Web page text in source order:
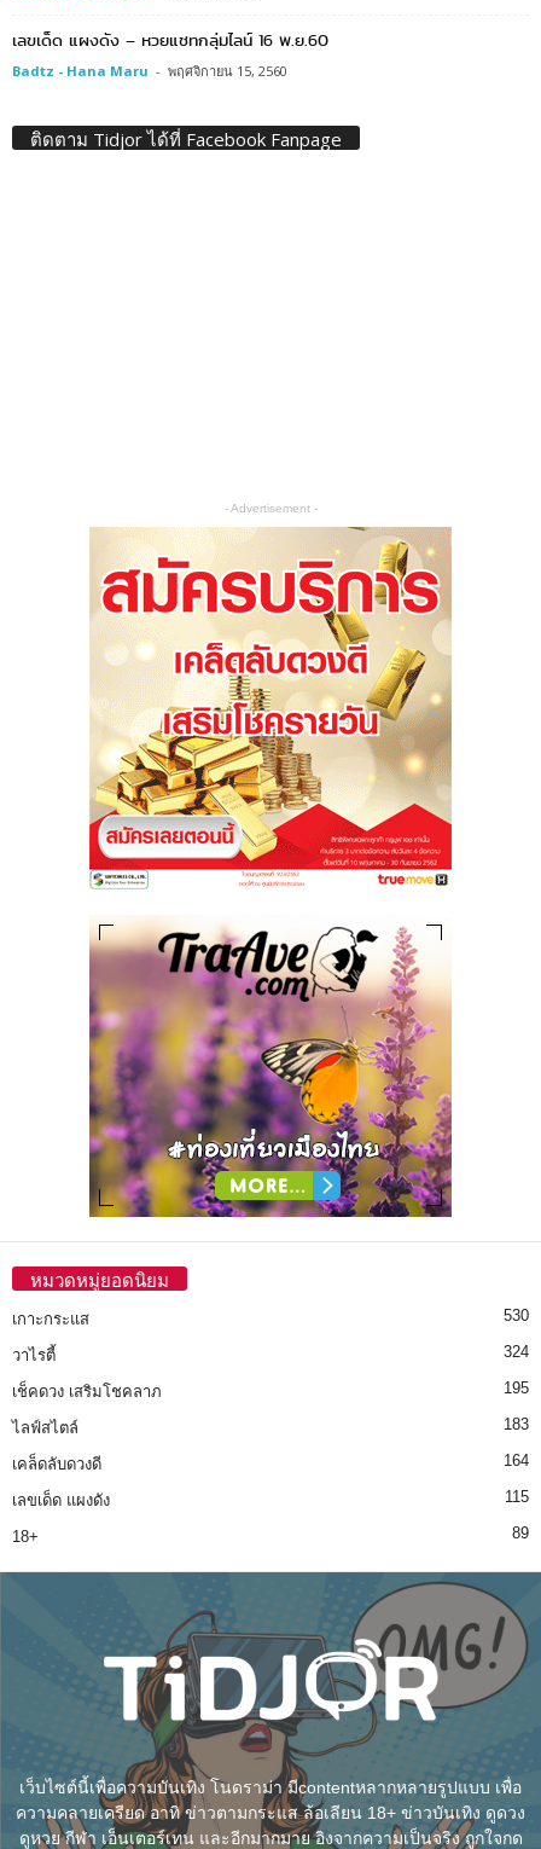
เลขเด็ด แผงดัง – หวยแชทกลุ่มไลน์ 16 พ.ย.60
Badtz - Hana Maru - พฤศจิกายน 15, 2560
ติดตาม Tidjor ได้ที่ Facebook Fanpage
- Advertisement -
หมวดหมู่ยอดนิยม
เกาะกระแส 530
วาไรตี้ 324
เช็คดวง เสริมโชคลาภ 195
ไลฟ์สไตล์ 183
เคล็ดลับดวงดี 164
เลขเด็ด แผงดัง 115
18+ 89
เว็บไซต์นี้เพื่อความบันเทิง โนดราม่า มีcontentหลากหลายรูปแบบ เพื่อ
ความคลายเครียด อาทิ ข่าวตามกระแส ล้อเลียน 18+ ข่าวบันเทิง ดูดวง
ดูหวย กีฬา เอ็นเตอร์เทน และอีกมากมาย อิงจากความเป็นจริง ถูกใจกด